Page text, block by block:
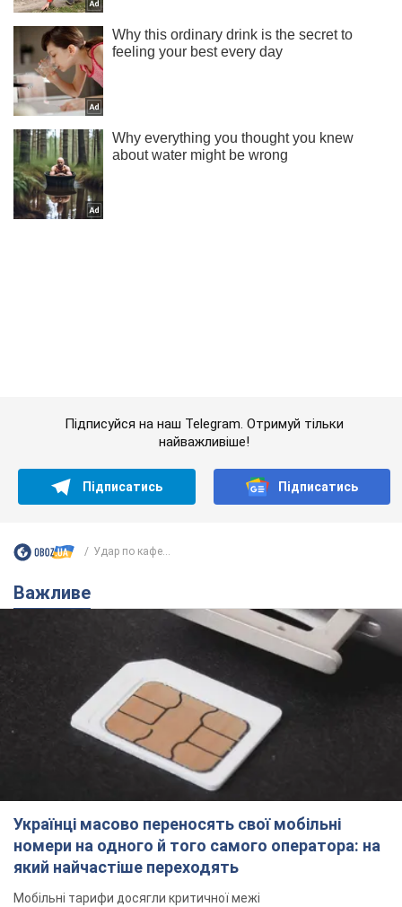
Важливе
Українці масово переносять свої мобільні
номери на одного й того самого оператора: на
який найчастіше переходять
Мобільні тарифи досягли критичної межі
68,0 т.
Українців планують виселяти з
квартир: "слуга народу" розповіла,
хто ухвалюватиме рішення про
знесення будинків
Чому хочуть зносити оселі українців
9.08.2026 23:18 60,6 т.